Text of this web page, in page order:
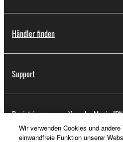
Händler finden
Support
Registrierung von „Yamaha Music ID“
Wir verwenden Cookies und
einwandfreie Funktion unserer